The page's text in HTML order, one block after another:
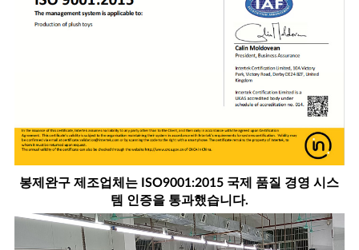
봉제완구 제조업체는 ISO9001:2015 국제 품질 경영 시스
템 인증을 통과했습니다.